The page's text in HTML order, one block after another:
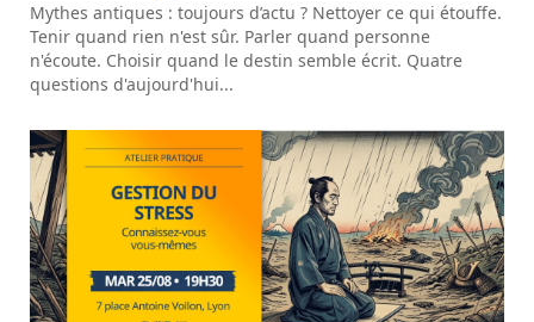
Mythes antiques : toujours d’actu ? Nettoyer ce qui étouffe.
Tenir quand rien n'est sûr. Parler quand personne
n'écoute. Choisir quand le destin semble écrit. Quatre
questions d'aujourd'hui...